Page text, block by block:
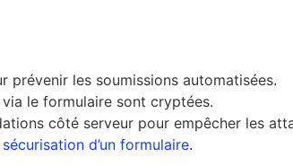
prévenir les soumissions automatisées.
le formulaire sont cryptées.
côté serveur pour empêcher les
sécurisation d’un formulaire.